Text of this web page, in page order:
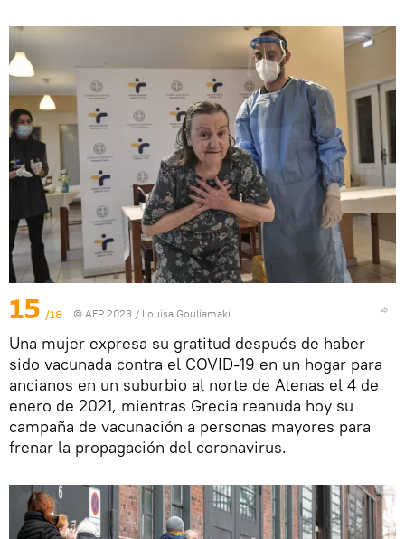
15 /18 © AFP 2023 / Louisa Gouliamaki
Una mujer expresa su gratitud después de haber
sido vacunada contra el COVID-19 en un hogar para
ancianos en un suburbio al norte de Atenas el 4 de
enero de 2021, mientras Grecia reanuda hoy su
campaña de vacunación a personas mayores para
frenar la propagación del coronavirus.